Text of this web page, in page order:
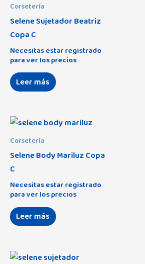
Corsetería
Selene Sujetador Beatriz
Copa C
Necesitas estar registrado
para ver los precios
Leer más
Corsetería
Selene Body Mariluz Copa
C
Necesitas estar registrado
para ver los precios
Leer más